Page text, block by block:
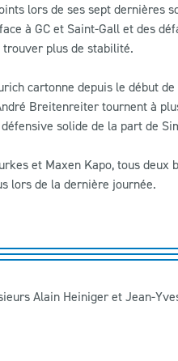
lors de ses sept dernières
à GC et Saint-Gall et des
plus de stabilité.
cartonne depuis le début
Breitenreiter tournent à
solide de la part de
et Maxen Kapo, tous deux
lors de la dernière journée.
Alain Heiniger et Jean-